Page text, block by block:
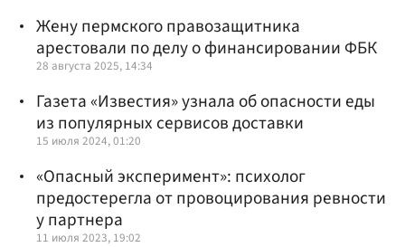
Жену пермского правозащитника
арестовали по делу о финансировании ФБК
28 августа 2025, 14:34
Газета «Известия» узнала об опасности еды
из популярных сервисов доставки
15 июля 2024, 01:20
«Опасный эксперимент»: психолог
предостерегла от провоцирования ревности
у партнера
11 июля 2023, 19:02